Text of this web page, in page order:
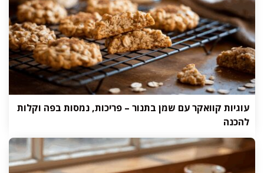
עוגיות קוואקר עם שמן בתנור – פריכות, נמסות בפה וקלות
להכנה